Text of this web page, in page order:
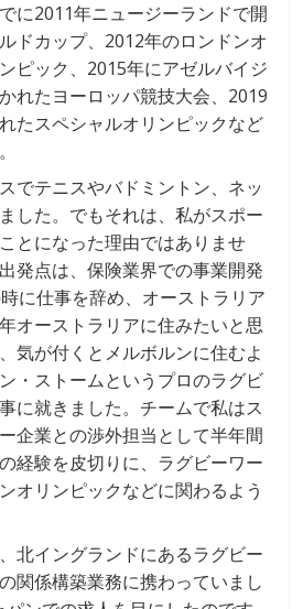
に2011年ニュージーランドで開
ドカップ、2012年のロンドンオ
ピック、2015年にアゼルバイジ
れたヨーロッパ競技大会、2019
たスペシャルオリンピックなど
でテニスやバドミントン、ネッ
した。でもそれは、私がスポー
とになった理由ではありませ
発点は、保険業界での事業開発
に仕事を辞め、オーストラリア
オーストラリアに住みたいと思
気が付くとメルボルンに住むよ
・ストームというプロのラグビ
に就きました。チームで私はス
企業との渉外担当として半年間
経験を皮切りに、ラグビーワー
オリンピックなどに関わるよう
北イングランドにあるラグビー
関係構築業務に携わっていまし